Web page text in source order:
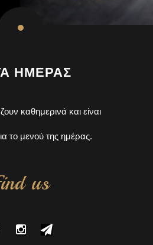
ΗΜΕΡΑΣ
καθημερινά και είναι
το μενού της ημέρας.
us